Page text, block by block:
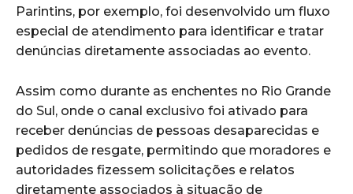
Parintins, por exemplo, foi desenvolvido um fluxo
especial de atendimento para identificar e tratar
denúncias diretamente associadas ao evento.
Assim como durante as enchentes no Rio Grande
do Sul, onde o canal exclusivo foi ativado para
receber denúncias de pessoas desaparecidas e
pedidos de resgate, permitindo que moradores e
autoridades fizessem solicitações e relatos
diretamente associados à situação de